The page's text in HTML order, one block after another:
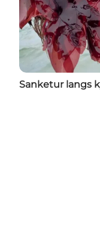
Sanketur langs